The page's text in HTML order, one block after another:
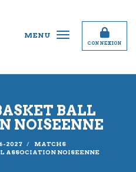
CONNEXION
MENU
BALL
NOISEENNE
2027
MATCHS
ASSOCIATION NOISEENNE